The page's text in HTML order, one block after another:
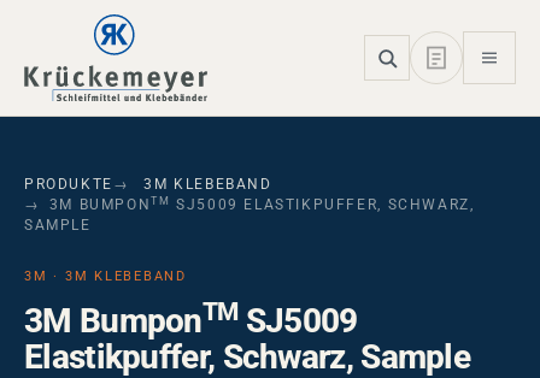
Skip to main navigation
Skip to main content
Skip to page footer
PRODUKTE
3M KLEBEBAND
3M BUMPON TM
SJ5009 ELASTIKPUFFER, SCHWARZ,
SAMPLE
3M · 3M KLEBEBAND
3M BumponTMSJ5009
Elastikpuffer, Schwarz, Sample